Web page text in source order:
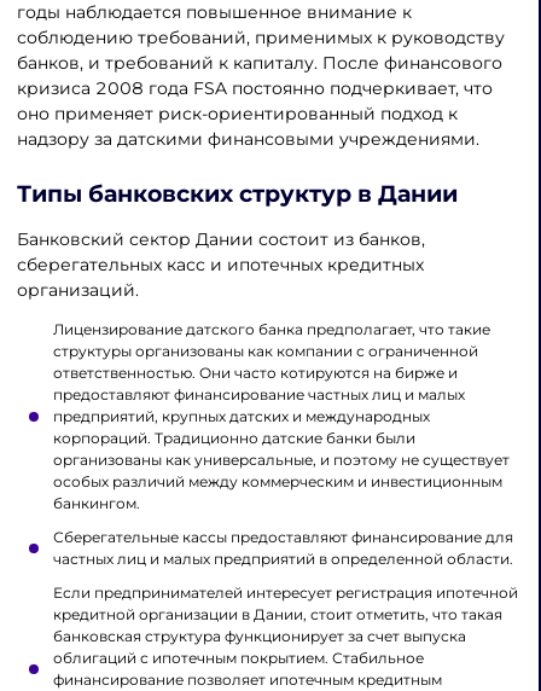
годы наблюдается повышенное внимание к
соблюдению требований, применимых к руководству
банков, и требований к капиталу. После финансового
кризиса 2008 года FSA постоянно подчеркивает, что
оно применяет риск-ориентированный подход к
надзору за датскими финансовыми учреждениями.
Типы банковских структур в Дании
Банковский сектор Дании состоит из банков,
сберегательных касс и ипотечных кредитных
организаций.
Лицензирование датского банка предполагает, что такие
структуры организованы как компании с ограниченной
ответственностью. Они часто котируются на бирже и
предоставляют финансирование частных лиц и малых
предприятий, крупных датских и международных
корпораций. Традиционно датские банки были
организованы как универсальные, и поэтому не существует
особых различий между коммерческим и инвестиционным
банкингом.
Сберегательные кассы предоставляют финансирование для
частных лиц и малых предприятий в определенной области.
Если предпринимателей интересует регистрация ипотечной
кредитной организации в Дании, стоит отметить, что такая
банковская структура функционирует за счет выпуска
облигаций с ипотечным покрытием. Стабильное
финансирование позволяет ипотечным кредитным